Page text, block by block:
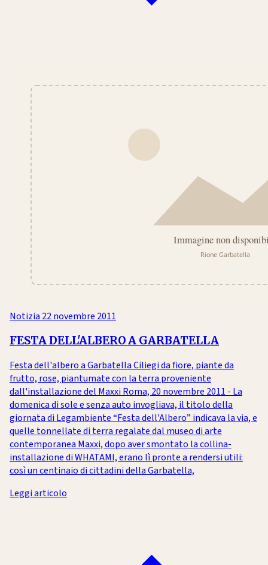
Notizia 22 novembre 2011
FESTA DELL'ALBERO A GARBATELLA
Festa dell'albero a Garbatella Ciliegi da fiore, piante da
frutto, rose, piantumate con la terra proveniente
dall'installazione del Maxxi Roma, 20 novembre 2011 - La
domenica di sole e senza auto invogliava, il titolo della
giornata di Legambiente “Festa dell'Albero” indicava la via, e
quelle tonnellate di terra regalate dal museo di arte
contemporanea Maxxi, dopo aver smontato la collina-
installazione di WHATAMI, erano lì pronte a rendersi utili:
così un centinaio di cittadini della Garbatella,
Leggi articolo